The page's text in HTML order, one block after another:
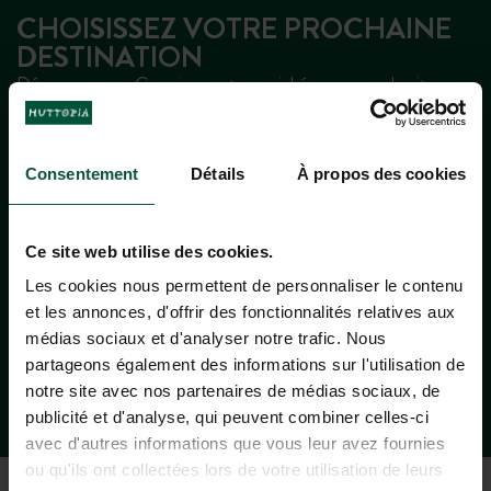
Consentement Détails À propos des cookies
Ce site web utilise des cookies.
Les cookies nous permettent de personnaliser le contenu
et les annonces, d'offrir des fonctionnalités relatives aux
médias sociaux et d'analyser notre trafic. Nous
partageons également des informations sur l'utilisation de
notre site avec nos partenaires de médias sociaux, de
publicité et d'analyse, qui peuvent combiner celles-ci
avec d'autres informations que vous leur avez fournies
ou qu'ils ont collectées lors de votre utilisation de leurs
CHOISISSEZ VOTRE PROCHAINE
DESTINATION
Découvrez nos Campings nature, nichés au cœur de sites
préservés. Que vous soyez en montagne, à la campagne ou
d’un séjour au plus proche de la nature, dans unlogement
adapté à vos besoins
à toutes les envies et sont également conçus pour accueillir
les personnes à mobilité réduite. Nos chalets PMR offrent
desespaces pratiques et accessibles, pour que chacun
puisse savourer pleinement la beauté des grands espaces.
Optez pour une échappée belle au grand air, en toute
sérénité !